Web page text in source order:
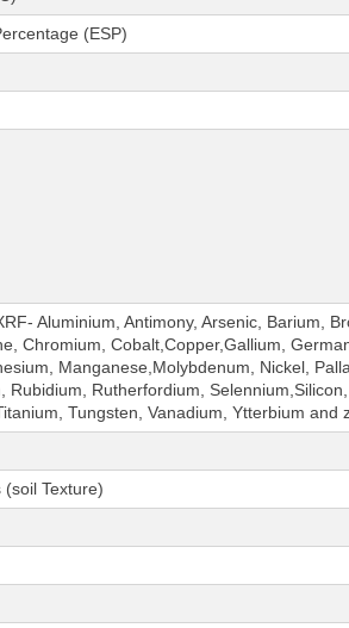
(ESP)
Aluminium, Antimony, Arsenic, Barium,
Chromium, Cobalt,Copper,Gallium,
Manganese,Molybdenum, Nickel,
Rubidium, Rutherfordium,
Tungsten, Vanadium, Ytterbium and
(soil Texture)